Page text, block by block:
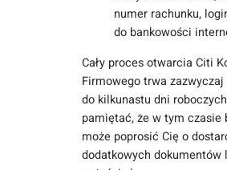
numer rachunku,
do bankowości
Cały proces otwarcia Citi
Firmowego trwa zazwyczaj
do kilkunastu dni
pamiętać, że w tym czasie
może poprosić Cię o
dodatkowych dokumentów